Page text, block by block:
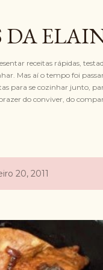
DA
receitas rápidas,
Mas aí o tempo foi
para se cozinhar junto,
do conviver, do
20, 2011